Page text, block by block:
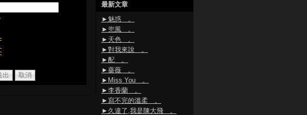
最新文章
►魅惑 。
►兜風 。
►天色 。
►對我來說 。
►配 。
►薔薇 。
►Miss You 。
►李香蘭 。
►寫不完的溫柔 。
►久違了,我是陳大飛 。